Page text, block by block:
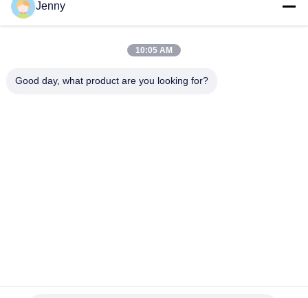
Jenny
10:05 AM
Good day, what product are you looking for?